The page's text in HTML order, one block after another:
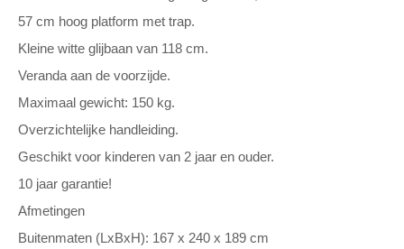
57 cm hoog platform met trap.
Kleine witte glijbaan van 118 cm.
Veranda aan de voorzijde.
Maximaal gewicht: 150 kg.
Overzichtelijke handleiding.
Geschikt voor kinderen van 2 jaar en ouder.
10 jaar garantie!
Afmetingen
Buitenmaten (LxBxH): 167 x 240 x 189 cm